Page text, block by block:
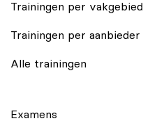
Trainingen per vakgebied
Trainingen per aanbieder
Alle trainingen
Examens